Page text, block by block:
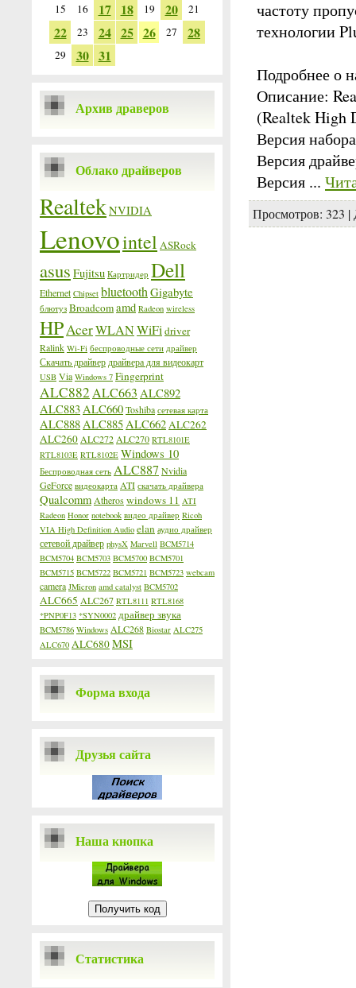
15
16 17 18 19 20 21
22 23 24 25 26 27 28
29 30 31
Архив драверов
Облако драйверов
RealtekNVIDIA
Lenovointel ASRock
asus Fujitsu Картридер Dell
Ethernet Chipset bluetooth Gigabyte
блютуз Broadcomamd Radeon wireless
HPAcerWLANWiFi driver
Ralink Wi-Fi беспроводные сети драйвер
Скачать драйвер драйвера для видеокарт
USB Via Windows 7 Fingerprint
ALC882 ALC663 ALC892
ALC883ALC660Toshiba сетевая карта
ALC888ALC885ALC662ALC262
ALC260 ALC272 ALC270 RTL8101E
RTL8103E RTL8102E Windows 10
Беспроводная сеть ALC887 Nvidia
GeForce видеокарта ATI скачать драйвера
Qualcomm Atheroswindows 11 ATI
Radeon Honor notebook видео драйвер Ricoh
VIA High Definition Audio elan аудио драйвер
сетевой драйвер physX Marvell BCM5714
BCM5704 BCM5703 BCM5700 BCM5701
BCM5715 BCM5722 BCM5721 BCM5723 webcam
camera JMicron amd catalyst BCM5702
ALC665 ALC267 RTL8111 RTL8168
*PNP0F13 *SYN0002 драйвер звука
BCM5786 Windows ALC268 Biostar ALC275
ALC670 ALC680MSI
Форма входа
Друзья сайта
Наша кнопка
Статистика
частоту
технологии
Подробнее о
Описание:
(Realtek High
Версия
Версия
Версия ...
Просмотров: 323 |